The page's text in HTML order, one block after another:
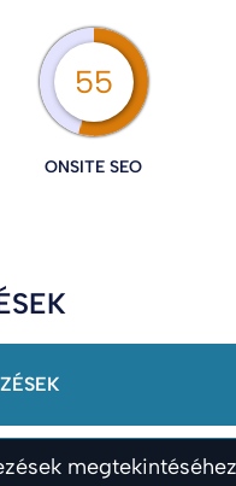
55
ONSITE SEO